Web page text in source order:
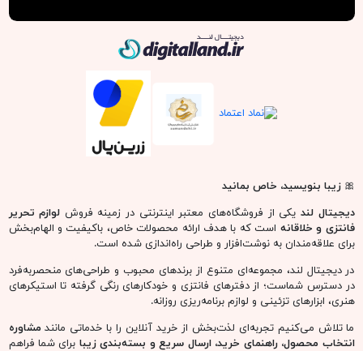
🎀زیبا بنویسید، خاص بمانید
دیجیتال لند یکی از فروشگاه‌های معتبر اینترنتی در زمینه فروش لوازم تحریر
فانتزی و خلاقانه است که با هدف ارائه محصولات خاص، باکیفیت و الهام‌بخش
برای علاقه‌مندان به نوشت‌افزار و طراحی راه‌اندازی شده است.
در دیجیتال لند، مجموعه‌ای متنوع از برندهای محبوب و طراحی‌های منحصربه‌فرد
در دسترس شماست؛ از دفترهای فانتزی و خودکارهای رنگی گرفته تا استیکرهای
هنری، ابزارهای تزئینی و لوازم برنامه‌ریزی روزانه.
ما تلاش می‌کنیم تجربه‌ای لذت‌بخش از خرید آنلاین را با خدماتی مانندمشاوره
انتخاب محصول، راهنمای خرید، ارسال سریع و بسته‌بندی زیبا برای شما فراهم